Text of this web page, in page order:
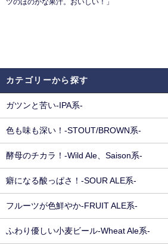
ツのほのかな果汁。おいしい！」
カテゴリーから探す
ガツンと苦い-IPA系-
色も味も深い！-STOUT/BROWN系-
酵母のチカラ！-Wild Ale、Saison系-
癖になる酸っぱさ！-SOUR ALE系-
フルーツが色鮮やか-FRUIT ALE系-
ふわり優しい小麦ビール-Wheat Ale系-